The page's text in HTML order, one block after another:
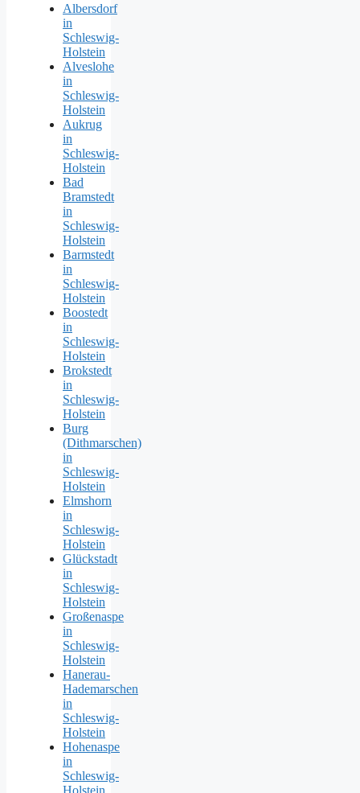
Albersdorf
in
Schleswig-
Holstein
Alveslohe
in
Schleswig-
Holstein
Aukrug
in
Schleswig-
Holstein
Bad
Bramstedt
in
Schleswig-
Holstein
Barmstedt
in
Schleswig-
Holstein
Boostedt
in
Schleswig-
Holstein
Brokstedt
in
Schleswig-
Holstein
Burg
(Dithmarschen)
in
Schleswig-
Holstein
Elmshorn
in
Schleswig-
Holstein
Glückstadt
in
Schleswig-
Holstein
Großenaspe
in
Schleswig-
Holstein
Hanerau-
Hademarschen
in
Schleswig-
Holstein
Hohenaspe
in
Schleswig-
Holstein